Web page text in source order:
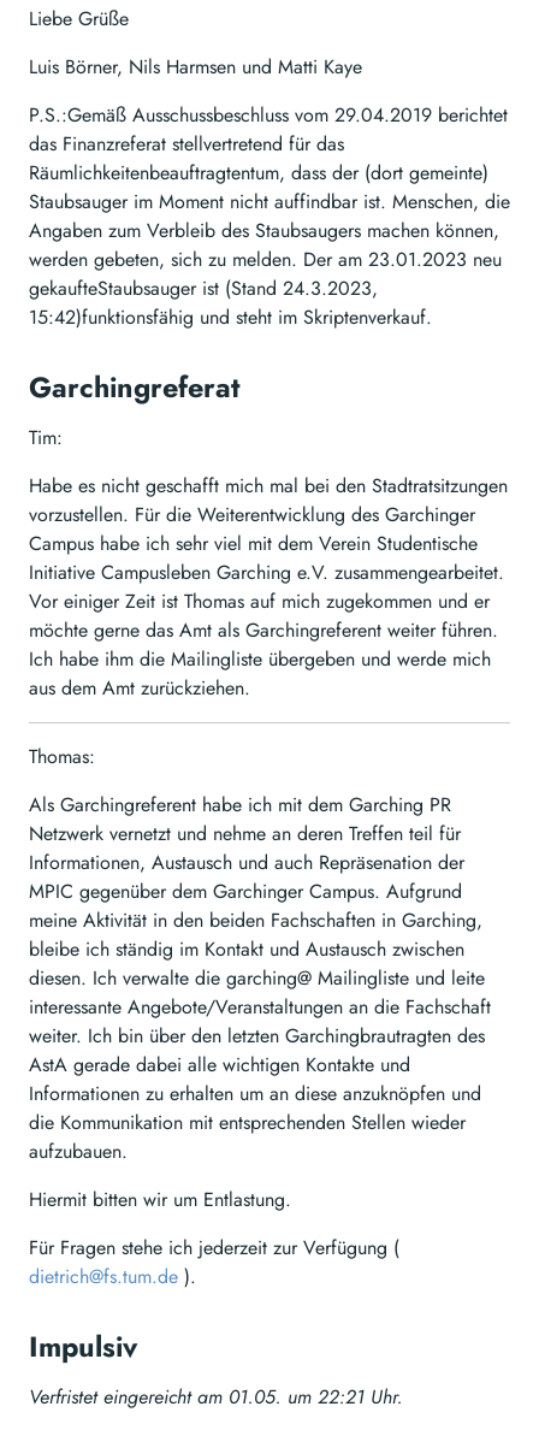
Liebe Grüße
Luis Börner, Nils Harmsen und Matti Kaye
P.S.:Gemäß Ausschussbeschluss vom 29.04.2019 berichtet
das Finanzreferat stellvertretend für das
Räumlichkeitenbeauftragtentum, dass der (dort gemeinte)
Staubsauger im Moment nicht auffindbar ist. Menschen, die
Angaben zum Verbleib des Staubsaugers machen können,
werden gebeten, sich zu melden. Der am 23.01.2023 neu
gekaufteStaubsauger ist (Stand 24.3.2023,
15:42)funktionsfähig und steht im Skriptenverkauf.
Garchingreferat
Tim:
Habe es nicht geschafft mich mal bei den Stadtratsitzungen
vorzustellen. Für die Weiterentwicklung des Garchinger
Campus habe ich sehr viel mit dem Verein Studentische
Initiative Campusleben Garching e.V. zusammengearbeitet.
Vor einiger Zeit ist Thomas auf mich zugekommen und er
möchte gerne das Amt als Garchingreferent weiter führen.
Ich habe ihm die Mailingliste übergeben und werde mich
aus dem Amt zurückziehen.
Thomas:
Als Garchingreferent habe ich mit dem Garching PR
Netzwerk vernetzt und nehme an deren Treffen teil für
Informationen, Austausch und auch Repräsenation der
MPIC gegenüber dem Garchinger Campus. Aufgrund
meine Aktivität in den beiden Fachschaften in Garching,
bleibe ich ständig im Kontakt und Austausch zwischen
diesen. Ich verwalte die garching@ Mailingliste und leite
interessante Angebote/Veranstaltungen an die Fachschaft
weiter. Ich bin über den letzten Garchingbrautragten des
AstA gerade dabei alle wichtigen Kontakte und
Informationen zu erhalten um an diese anzuknöpfen und
die Kommunikation mit entsprechenden Stellen wieder
aufzubauen.
Hiermit bitten wir um Entlastung.
Für Fragen stehe ich jederzeit zur Verfügung (
dietrich@fs.tum.de ).
Impulsiv
Verfristet eingereicht am 01.05. um 22:21 Uhr.